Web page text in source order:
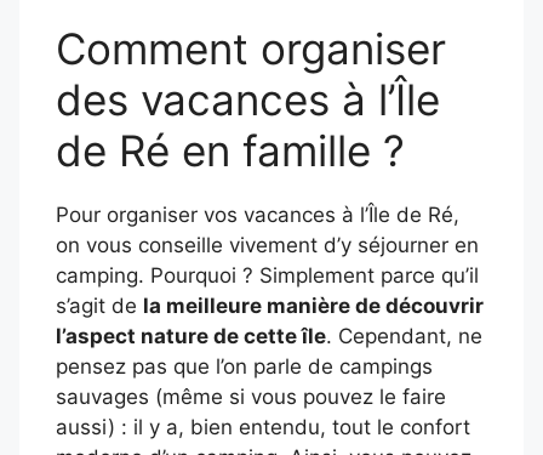
Comment organiser
des vacances à l’Île
de Ré en famille ?
Pour organiser vos vacances à l’Île de Ré,
on vous conseille vivement d’y séjourner en
camping. Pourquoi ? Simplement parce qu’il
s’agit de la meilleure manière de découvrir
l’aspect nature de cette île. Cependant, ne
pensez pas que l’on parle de campings
sauvages (même si vous pouvez le faire
aussi) : il y a, bien entendu, tout le confort